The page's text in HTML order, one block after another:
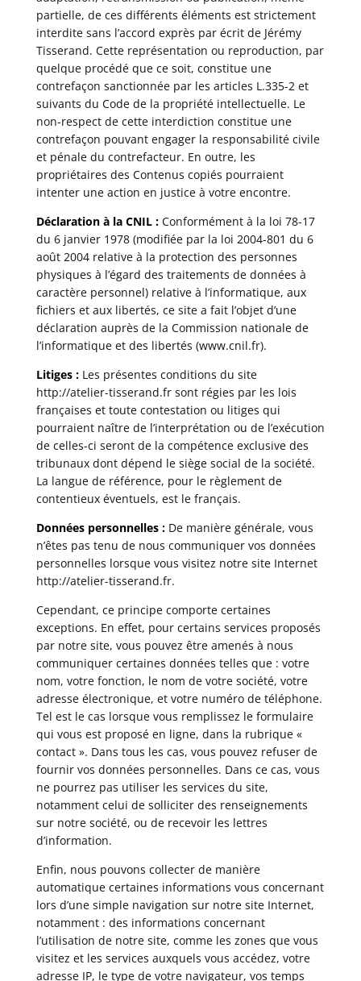
partielle, de ces différents éléments est strictement
interdite sans l’accord exprès par écrit de Jérémy
Tisserand. Cette représentation ou reproduction, par
quelque procédé que ce soit, constitue une
contrefaçon sanctionnée par les articles L.335-2 et
suivants du Code de la propriété intellectuelle. Le
non-respect de cette interdiction constitue une
contrefaçon pouvant engager la responsabilité civile
et pénale du contrefacteur. En outre, les
propriétaires des Contenus copiés pourraient
intenter une action en justice à votre encontre.
Déclaration à la CNIL : Conformément à la loi 78-17
du 6 janvier 1978 (modifiée par la loi 2004-801 du 6
août 2004 relative à la protection des personnes
physiques à l’égard des traitements de données à
caractère personnel) relative à l’informatique, aux
fichiers et aux libertés, ce site a fait l’objet d’une
déclaration auprès de la Commission nationale de
l’informatique et des libertés (www.cnil.fr).
Litiges : Les présentes conditions du site
http://atelier-tisserand.frsont régies par les lois
françaises et toute contestation ou litiges qui
pourraient naître de l’interprétation ou de l’exécution
de celles-ci seront de la compétence exclusive des
tribunaux dont dépend le siège social de la société.
La langue de référence, pour le règlement de
contentieux éventuels, est le français.
Données personnelles :De manière générale, vous
n’êtes pas tenu de nous communiquer vos données
personnelles lorsque vous visitez notre site Internet
http://atelier-tisserand.fr.
Cependant, ce principe comporte certaines
exceptions. En effet, pour certains services proposés
par notre site, vous pouvez être amenés à nous
communiquer certaines données telles que : votre
nom, votre fonction, le nom de votre société, votre
adresse électronique, et votre numéro de téléphone.
Tel est le cas lorsque vous remplissez le formulaire
qui vous est proposé en ligne, dans la rubrique «
contact ». Dans tous les cas, vous pouvez refuser de
fournir vos données personnelles. Dans ce cas, vous
ne pourrez pas utiliser les services du site,
notamment celui de solliciter des renseignements
sur notre société, ou de recevoir les lettres
d’information.
Enfin, nous pouvons collecter de manière
automatique certaines informations vous concernant
lors d’une simple navigation sur notre site Internet,
notamment : des informations concernant
l’utilisation de notre site, comme les zones que vous
visitez et les services auxquels vous accédez, votre
adresse IP, le type de votre navigateur, vos temps